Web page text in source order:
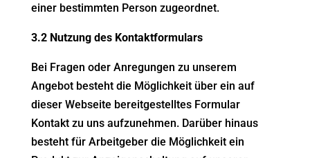
einer bestimmten Person zugeordnet.
3.2 Nutzung des Kontaktformulars
Bei Fragen oder Anregungen zu unserem
Angebot besteht die Möglichkeit über ein auf
dieser Webseite bereitgestelltes Formular
Kontakt zu uns aufzunehmen. Darüber hinaus
besteht für Arbeitgeber die Möglichkeit ein